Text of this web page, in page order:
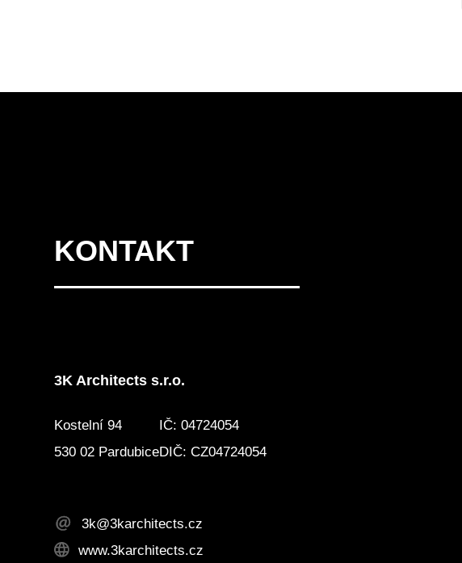
KONTAKT
3K Architects s.r.o.
Kostelní 94
530 02 Pardubice
IČ: 04724054
DIČ: CZ04724054
3k@3karchitects.cz
www.3karchitects.cz